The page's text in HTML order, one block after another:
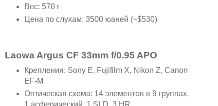
Вес: 570 г
Цена по слухам: 3500 юаней (~$530)
Laowa Argus CF 33mm f/0.95 APO
Крепления: Sony E, Fujifilm X, Nikon Z, Canon
EF-M
Оптическая схема: 14 элементов в 9 группах,